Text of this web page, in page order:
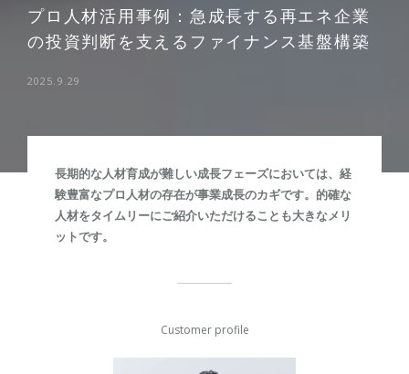
プロ人材活用事例：急成長する再エネ企業
の投資判断を支えるファイナンス基盤構築
2025.9.29
長期的な人材育成が難しい成長フェーズにおいては、経
験豊富なプロ人材の存在が事業成長のカギです。的確な
人材をタイムリーにご紹介いただけることも大きなメリ
ットです。
Customer profile